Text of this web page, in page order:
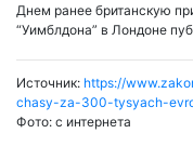
Днем ранее британскую
“Уимблдона” в Лондоне
Источник: https://
chasy-za-300-tysyach-
Фото: с интернета